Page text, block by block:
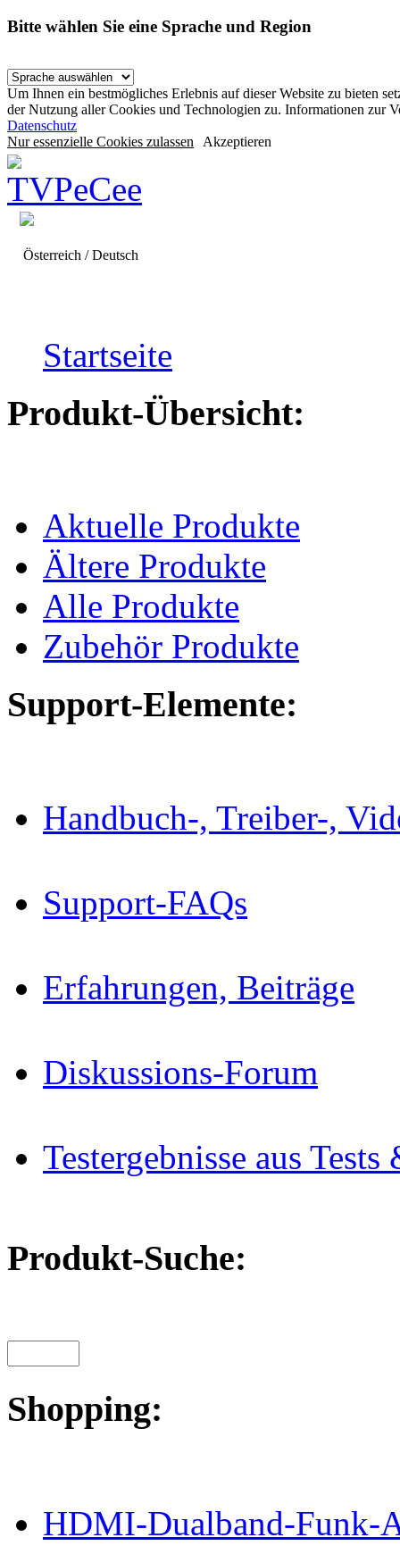
Bitte wählen Sie eine Sprache und Region
Um Ihnen ein bestmögliches Erlebnis auf dieser Website zu bieten
der Nutzung aller Cookies und Technologien zu. Informationen zur
Datenschutz
Nur essenzielle Cookies zulassen Akzeptieren
Österreich / Deutsch
Startseite
Produkt-Übersicht:
Aktuelle Produkte
Ältere Produkte
Alle Produkte
Zubehör Produkte
Support-Elemente:
Handbuch-, Treiber-,
Support-FAQs
Erfahrungen, Beiträge
Diskussions-Forum
Testergebnisse aus
Produkt-Suche:
Shopping:
HDMI-Dualband-Funk-